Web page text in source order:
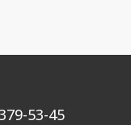
53-45